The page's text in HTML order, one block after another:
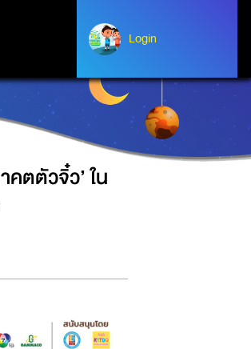
Login
Login
ทยาศาสตร์ รับวันเด็ก
ตตัวจิ๋ว’ ใน